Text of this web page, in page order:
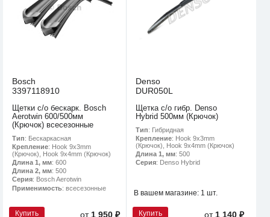
Bosch
3397118910
Щетки с/о бескарк. Bosch
Aerotwin 600/500мм
(Крючок) всесезонные
Тип: Бескаркасная
Крепление: Hook 9x3mm
(Крючок), Hook 9x4mm (Крючок)
Длина 1, мм: 600
Длина 2, мм: 500
Серия: Bosch Aerotwin
Применимость: всесезонные
Купить от 1 950 ₽
Denso
DUR050L
Щетка с/о гибр. Denso
Hybrid 500мм (Крючок)
Тип: Гибридная
Крепление: Hook 9x3mm
(Крючок), Hook 9x4mm (Крючок)
Длина 1, мм: 500
Серия: Denso Hybrid
В вашем магазине: 1 шт.
Купить от 1 140 ₽